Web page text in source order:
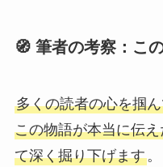
🧭 筆者の考察：こ
多くの読者の心を掴
この物語が本当に伝
て深く掘り下げます。